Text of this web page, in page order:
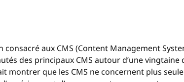
aux CMS (Content Management
des principaux CMS autour d’une vingtaine
montrer que les CMS ne concernent plus